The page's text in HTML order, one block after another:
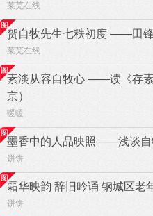
莱芜在线
贺自牧先生七秩初度 ——田锋
莱芜在线
素淡从容自牧心 ——读《存
京）
暖暖
墨香中的人品映照——浅谈自
饼饼
霜华映韵 辞旧吟诵 钢城区老
饼饼